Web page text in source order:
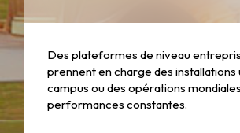
Des plateformes de niveau
prennent en charge des installations
campus ou des opérations
performances constantes.